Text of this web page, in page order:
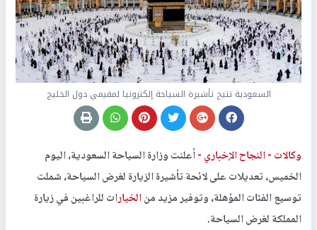
السعودية تتيح تأشيرة السياحة إلكترونيا لمقيمي دول الخليج
وكالات -النجاح الإخباري -أعلنت وزارة السياحة السعودية، اليوم
الخميس، تعديلات على لائحة تأشيرة الزيارة لغرض السياحة، شملت
توسيع الفئات المؤهلة، وتوفير مزيد منالخيارات للراغبين في زيارة
المملكة لغرض السياحة.